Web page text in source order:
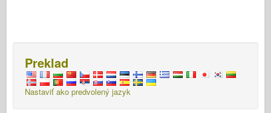
Preklad
Nastaviť ako predvolený jazyk